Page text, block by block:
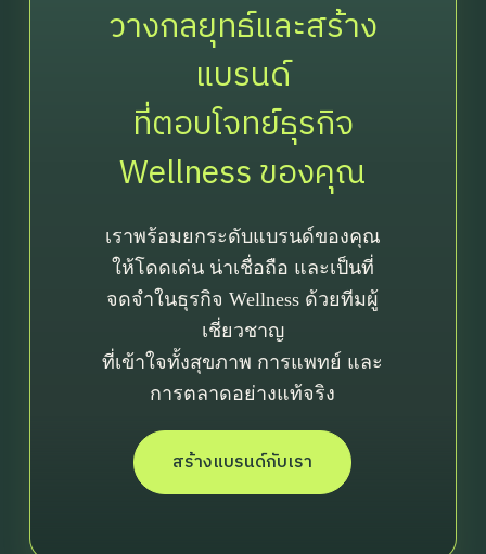
วางกลยุทธ์และสร้าง
แบรนด์
ที่ตอบโจทย์ธุรกิจ
Wellness ของคุณ
เราพร้อมยกระดับแบรนด์ของคุณ
ให้โดดเด่น น่าเชื่อถือ และเป็นที่
จดจำในธุรกิจ Wellness ด้วยทีมผู้
เชี่ยวชาญ
ที่เข้าใจทั้งสุขภาพ การแพทย์ และ
การตลาดอย่างแท้จริง
สร้างแบรนด์กับเรา